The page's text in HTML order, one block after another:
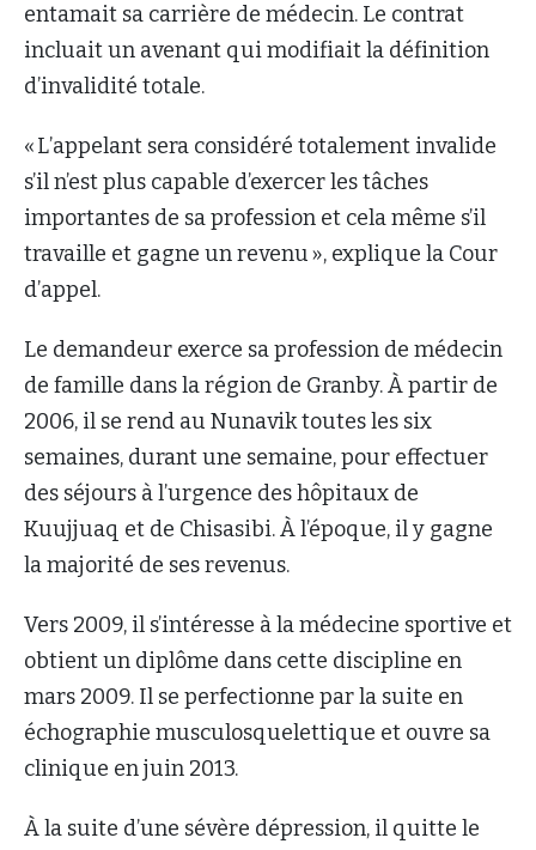
entamait sa carrière de médecin. Le contrat
incluait un avenant qui modifiait la définition
d’invalidité totale.
« L’appelant sera considéré totalement invalide
s’il n’est plus capable d’exercer les tâches
importantes de sa profession et cela même s’il
travaille et gagne un revenu », explique la Cour
d’appel.
Le demandeur exerce sa profession de médecin
de famille dans la région de Granby. À partir de
2006, il se rend au Nunavik toutes les six
semaines, durant une semaine, pour effectuer
des séjours à l’urgence des hôpitaux de
Kuujjuaq et de Chisasibi. À l’époque, il y gagne
la majorité de ses revenus.
Vers 2009, il s’intéresse à la médecine sportive et
obtient un diplôme dans cette discipline en
mars 2009. Il se perfectionne par la suite en
échographie musculosquelettique et ouvre sa
clinique en juin 2013.
À la suite d’une sévère dépression, il quitte le